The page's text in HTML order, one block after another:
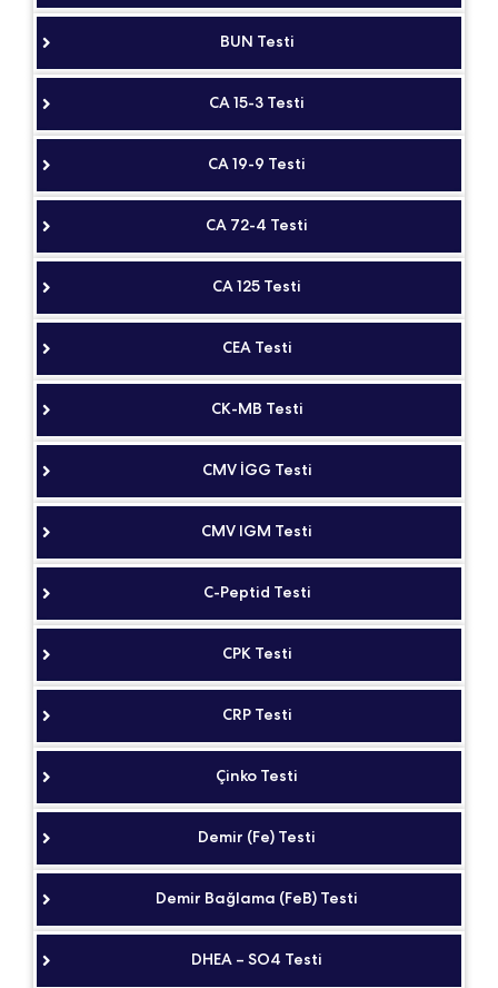
BUN Testi
CA 15-3 Testi
CA 19-9 Testi
CA 72-4 Testi
CA 125 Testi
CEA Testi
CK-MB Testi
CMV İGG Testi
CMV IGM Testi
C-Peptid Testi
CPK Testi
CRP Testi
Çinko Testi
Demir (Fe) Testi
Demir Bağlama (FeB) Testi
DHEA – SO4 Testi